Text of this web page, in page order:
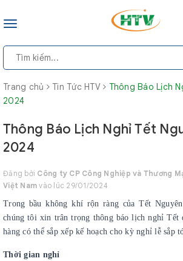
Toggle
Trang chủ Tin Tức HTV
Thông Báo Lịch
2024
Thông Báo Lịch Nghỉ Tết
2024
Đăng bởi Công ty CP Công Nghiệp và Thương
Việt Nam vào lúc 29/01/2024
Trong bầu không khí rộn ràng của Tết
chúng tôi xin trân trọng thông báo lịch nghỉ Tết
hàng có thể sắp xếp kế hoạch cho kỳ nghỉ lễ sắp
Thời gian nghỉ